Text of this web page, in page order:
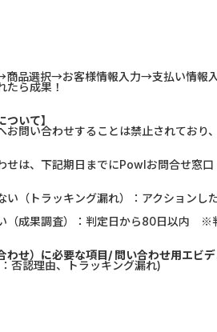
サイト、...
商品選択→お客様情報入力→支払い情
たら成果！
ついて】
お問い合わせすることは禁止されてお
せは、下記期日までにPowlお問合せ窓
い（トラッキング漏れ）：アクションし
（成果調査）：判定日から80日以内 ※
わせ）に必要な項目/ 問い合わせ用エビデ
否認理由、トラッキング漏れ)